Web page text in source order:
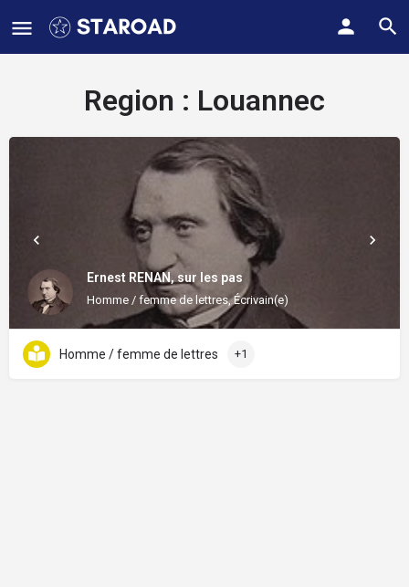
Region : Louannec
Ernest RENAN, sur les pas
Homme / femme de lettres, Écrivain(e)
Homme / femme de lettres +1